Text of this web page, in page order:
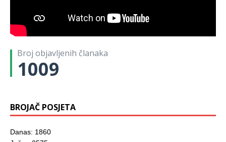
Broj objavljenih članaka
1009
BROJAČ POSJETA
Danas: 1860